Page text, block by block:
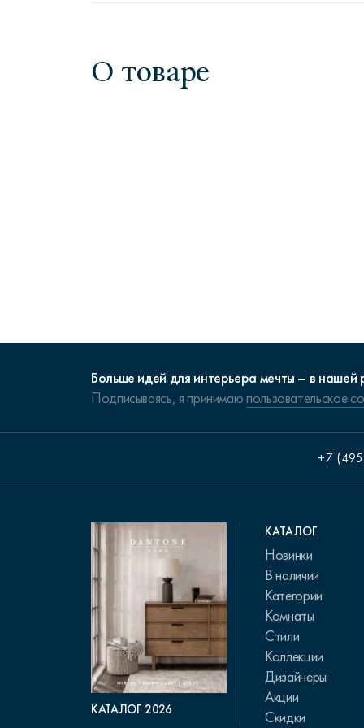
О товаре
Больше идей для интерьера мечты – в нашей
Подписываясь, я принимаюпользовательское
+7
КАТАЛОГ 2026
КАТАЛОГ
Новинки
В наличии
Категории
Комнаты
Стили
Коллекции
Дизайнеры
Акции
Скидки